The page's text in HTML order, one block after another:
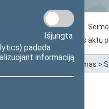
Išjungta
padeda
informaciją
dokumentą
pasiūlymai dėl teisės aktų
Seimo narių aktyvumas >